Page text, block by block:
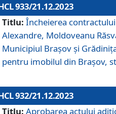
933/21.12.2023
Titlu: Încheierea
Alexandre, Moldoveanu
Municipiul Braşov şi
pentru imobilul din Brașov,
932/21.12.2023
Titlu: Aprobarea actului